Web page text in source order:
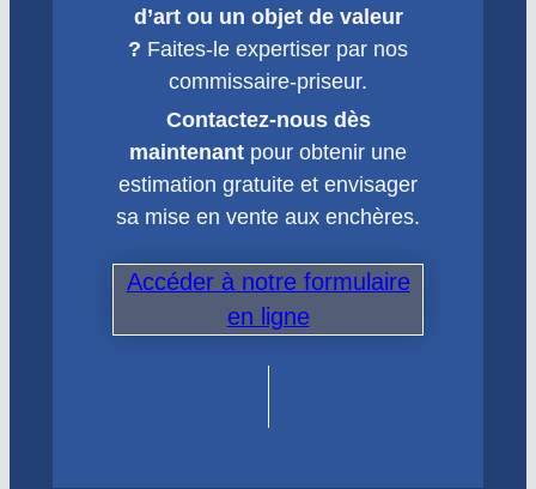
d’art ou un objet de valeur
? Faites-le expertiser par nos
commissaire-priseur.
Contactez-nous dès
maintenant pour obtenir une
estimation gratuite et envisager
sa mise en vente aux enchères.
Accéder à notre formulaire
en ligne